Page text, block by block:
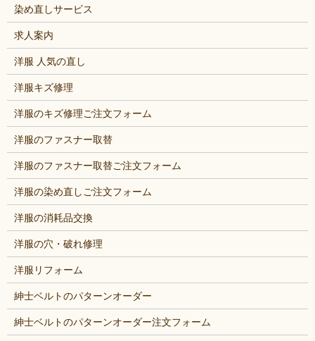
染め直しサービス
求人案内
洋服 人気の直し
洋服キズ修理
洋服のキズ修理ご注文フォーム
洋服のファスナー取替
洋服のファスナー取替ご注文フォーム
洋服の染め直しご注文フォーム
洋服の消耗品交換
洋服の穴・破れ修理
洋服リフォーム
紳士ベルトのパターンオーダー
紳士ベルトのパターンオーダー注文フォーム